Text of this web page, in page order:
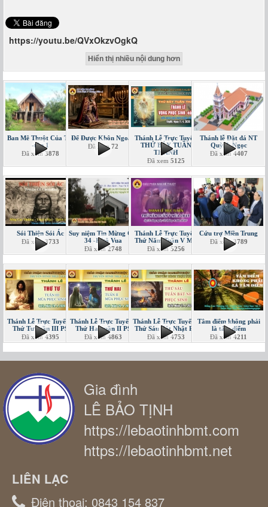
https://youtu.be/QVxOkzvOgkQ
Hiển thị nhiều nội dung hơn
Ban Mê Thuột Của Tôi
-tập 1
Đã xem3878
Để Được Khôn Ngoan
Đã xem 72
Thánh Lễ Trực Tuyến
THỨ BẢY TUẦN
THÁNH
Đã xem 5125
Thánh lễ Đặt đá NT
Quỳnh Ngọc
Đã xem4407
Sói Thiện Sói Ác
Đã xem3733
Suy niệm Tin Mừng CN
34 -Kitô Vua
Đã xem2748
Thánh Lễ Trực Tuyến
Thứ Năm Tuần V MC
Đã xem5256
Cứu trợ Miền Trung
Đã xem3789
Thánh Lễ Trực Tuyến -
Thứ Tư tuần III PS
Đã xem4395
Thánh Lễ Trực Tuyến -
Thứ Hai tuần II PS
Đã xem4863
Thánh Lễ Trực Tuyến -
Thứ Sáu Bát Nhật PS
Đã xem4753
Tâm điểm không phải
là tâm điểm
Đã xem4211
Gia đình
LÊ BẢO TỊNH
https://lebaotinhbmt.com
https://lebaotinhbmt.net
LIÊN LẠC
Điện thoại: 0843 154 837